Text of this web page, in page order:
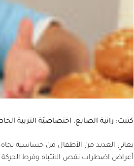
كتبت: رانية الصايغ، اختصاصيّة التربية
يعاني العديد من الأطفال من حساسية
أعراض اضطراب نقص الانتباه وفرط الحركة